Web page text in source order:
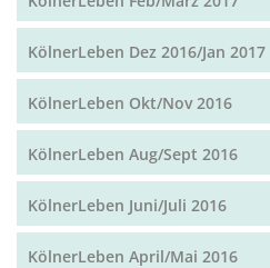
KölnerLeben Dez 2016/Jan 2017
KölnerLeben Okt/Nov 2016
KölnerLeben Aug/Sept 2016
KölnerLeben Juni/Juli 2016
KölnerLeben April/Mai 2016